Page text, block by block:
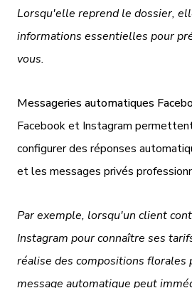
Lorsqu'elle reprend le dossier,
informations essentielles pour
vous.
Messageries automatiques
Facebook et Instagram
configurer des réponses
et les messages privés
Par exemple, lorsqu'un client
Instagram pour connaître ses
réalise des compositions florales
message automatique peut